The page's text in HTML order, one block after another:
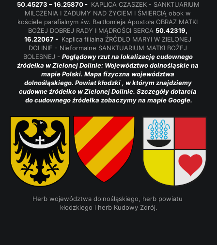
50.45273 – 16.25870 - KAPLICA CZASZEK - SANKTUARIUM
MILCZENIA I ZADUMY NAD ŻYCIEM I ŚMIERCIĄ obok w
kościele parafialnym św. Bartłomieja Apostoła OBRAZ MATKI
BOŻEJ DOBREJ RADY I MĄDROŚCI SERCA 50.42319,
16.22067 - Kaplica filialna ŹRÓDŁO MARYI W ZIELONEJ
DOLINIE - Nieformalne SANKTUARIUM MATKI BOŻEJ
BOLESNEJ - Poglądowy rzut na lokalizację cudownego
źródełka w Zielonej Dolinie: Województwo dolnośląskie na
mapie Polski. Mapa fizyczna województwa
dolnośląskiego. Powiat kłodzki , w którym znajdziemy
cudowne źródełko w Zielonej Dolinie. Szczegóły dotarcia
do cudownego źródełka zobaczymy na mapie Google.
Herb województwa dolnośląskiego, herb powiatu
kłodzkiego i herb Kudowy Zdrój.